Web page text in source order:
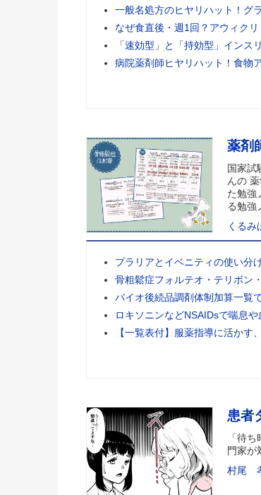
一般名処方のヒヤリハット！グ
なぜ食直後・週1回？アウィク
「速効型」と「持効型」インス
病院薬剤師ヒヤリハット！食物
薬剤
国家試
んの
た勉強
る勉強
くるみ
プラリアとイベニティの使い分
骨粗鬆症フォルテオ・テリボン
バイオ後続品調剤体制加算一覧
ロキソニンなどNSAIDsで喘息
【一覧表付】服薬指導に活かす
患者
「待
門家が
村尾